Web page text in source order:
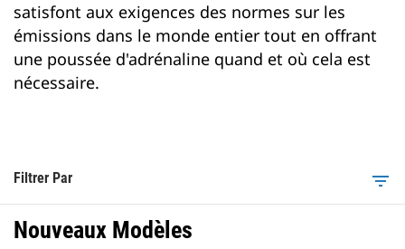
satisfont aux exigences des normes sur les
émissions dans le monde entier tout en offrant
une poussée d'adrénaline quand et où cela est
nécessaire.
Filtrer Par filter_list
Nouveaux Modèles